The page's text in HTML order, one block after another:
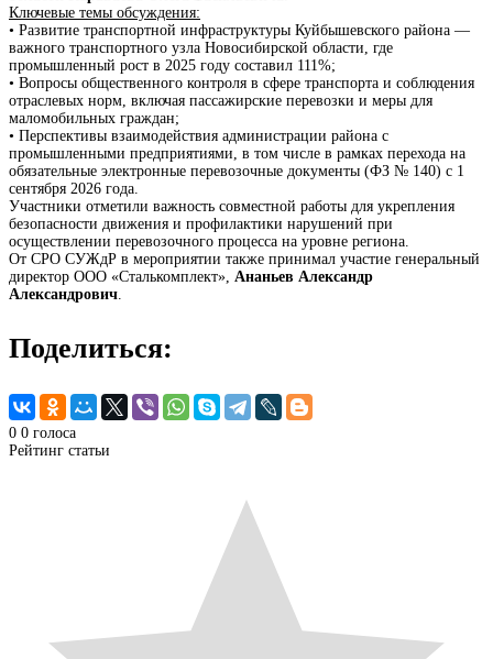
Ключевые темы обсуждения:
• Развитие транспортной инфраструктуры Куйбышевского района —
важного транспортного узла Новосибирской области, где
промышленный рост в 2025 году составил 111%;
• Вопросы общественного контроля в сфере транспорта и соблюдения
отраслевых норм, включая пассажирские перевозки и меры для
маломобильных граждан;
• Перспективы взаимодействия администрации района с
промышленными предприятиями, в том числе в рамках перехода на
обязательные электронные перевозочные документы (ФЗ № 140) с 1
сентября 2026 года.
Участники отметили важность совместной работы для укрепления
безопасности движения и профилактики нарушений при
осуществлении перевозочного процесса на уровне региона.
От СРО СУЖдР в мероприятии также принимал участие генеральный
директор ООО «Сталькомплект», Ананьев Александр
Александрович
Поделиться:
0 0 голоса
Рейтинг статьи